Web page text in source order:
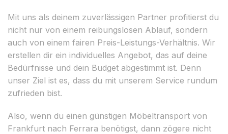
Mit uns als deinem zuverlässigen Partner profitierst du
nicht nur von einem reibungslosen Ablauf, sondern
auch von einem fairen Preis-Leistungs-Verhältnis. Wir
erstellen dir ein individuelles Angebot, das auf deine
Bedürfnisse und dein Budget abgestimmt ist. Denn
unser Ziel ist es, dass du mit unserem Service rundum
zufrieden bist.
Also, wenn du einen günstigen Möbeltransport von
Frankfurt nach Ferrara benötigst, dann zögere nicht